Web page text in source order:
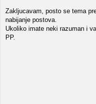
Zakljucavam, posto se tema
nabijanje postova.
Ukoliko imate neki razuman i
PP.